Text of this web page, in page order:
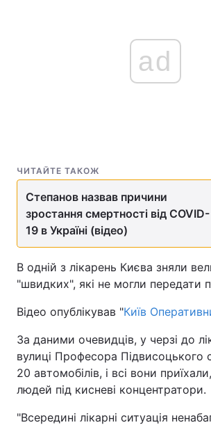
ad
ЧИТАЙТЕ ТАКОЖ
Степанов назвав причини
зростання смертності від COVID-
19 в Україні (відео)
В одній з лікарень Києва зняли
"швидких", які не могли передати
Відео опублікував "Київ
За даними очевидців, у черзі до
вулиці Професора Підвисоцького
20 автомобілів, і всі вони
людей під кисневі концентратори.
"Всередині лікарні ситуація